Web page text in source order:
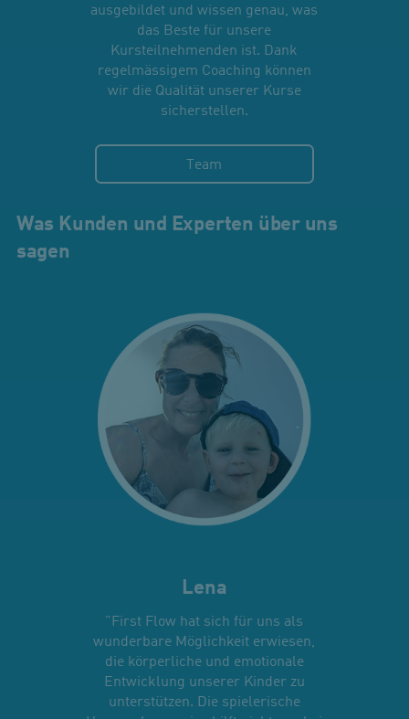
ausgebildet und wissen genau, was
das Beste für unsere
Kursteilnehmenden ist. Dank
regelmässigem Coaching können
wir die Qualität unserer Kurse
sicherstellen.
Team
Was Kunden und Experten über uns
sagen
Lena
"First Flow hat sich für uns als
wunderbare Möglichkeit erwiesen,
die körperliche und emotionale
Entwicklung unserer Kinder zu
unterstützen. Die spielerische